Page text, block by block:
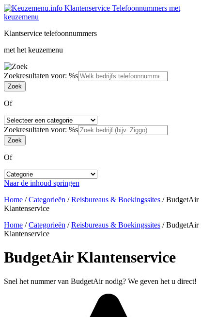
Klantservice telefoonnummers
met het keuzemenu
Zoekresultaten voor: %s
Of
Zoekresultaten voor: %s
Of
Naar de inhoud springen
Home /Categorieën /Reisbureaus & Boekingssites /BudgetAir
Klantenservice
Home /Categorieën /Reisbureaus & Boekingssites /BudgetAir
Klantenservice
BudgetAir Klantenservice
Snel het nummer van BudgetAir nodig? We geven het u direct!